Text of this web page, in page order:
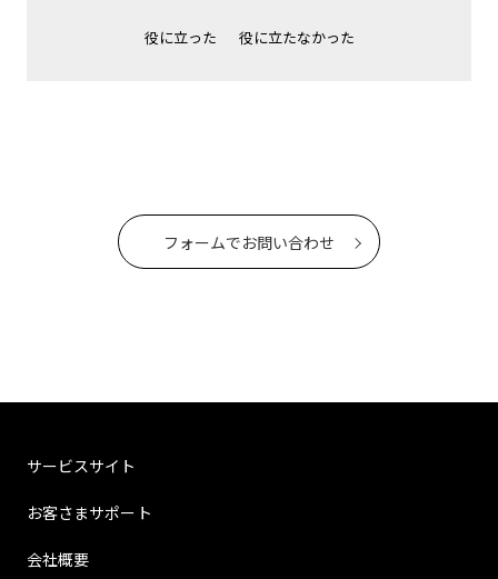
役に立った 役に立たなかった
フォームでお問い合わせ
サービスサイト
お客さまサポート
会社概要